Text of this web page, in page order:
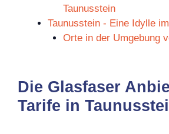
Taunusstein
Taunusstein - Eine Idylle
Orte in der Umgebung
Die Glasfaser
Tarife in